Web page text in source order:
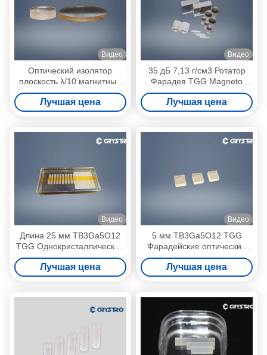
Видео
Оптический изолятор
плоскость λ/10 магнитный
датчик TGG кристалл
Лучшая цена
Видео
35 дБ 7,13 г/см3 Ротатор
Фарадея TGG Magneto
Optical Crystals
Лучшая цена
Видео
Длина 25 мм TB3Ga5O12
TGG Однокристаллический
для изолятора Фарадея
Лучшая цена
Видео
5 мм TB3Ga5O12 TGG
Фарадейские оптические
магнитооптические
кристаллы
Лучшая цена